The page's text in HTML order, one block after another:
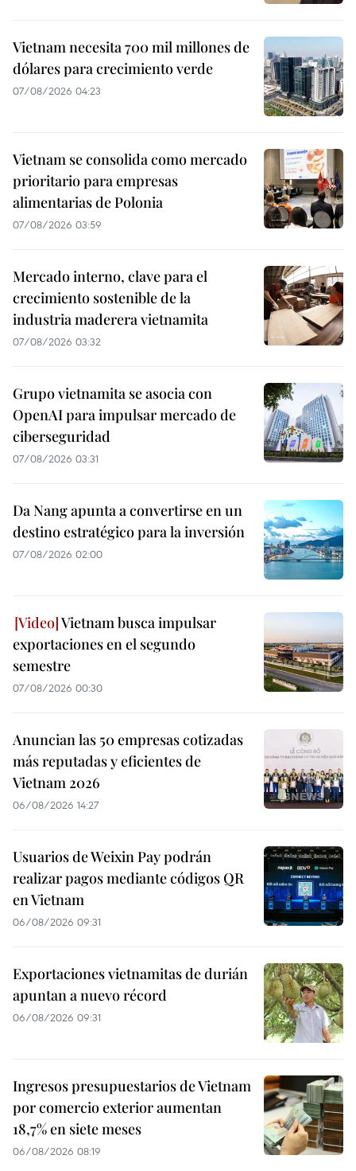
Vietnam necesita 700 mil millones de
dólares para crecimiento verde
07/08/2026 04:23
Vietnam se consolida como mercado
prioritario para empresas
alimentarias de Polonia
07/08/2026 03:59
Mercado interno, clave para el
crecimiento sostenible de la
industria maderera vietnamita
07/08/2026 03:32
Grupo vietnamita se asocia con
OpenAI para impulsar mercado de
ciberseguridad
07/08/2026 03:31
Da Nang apunta a convertirse en un
destino estratégico para la inversión
07/08/2026 02:00
Vietnam busca impulsar
exportaciones en el segundo
semestre
07/08/2026 00:30
Anuncian las 50 empresas cotizadas
más reputadas y eficientes de
Vietnam 2026
06/08/2026 14:27
Usuarios de Weixin Pay podrán
realizar pagos mediante códigos QR
en Vietnam
06/08/2026 09:31
Exportaciones vietnamitas de durián
apuntan a nuevo récord
06/08/2026 09:31
Ingresos presupuestarios de Vietnam
por comercio exterior aumentan
18,7% en siete meses
06/08/2026 08:19